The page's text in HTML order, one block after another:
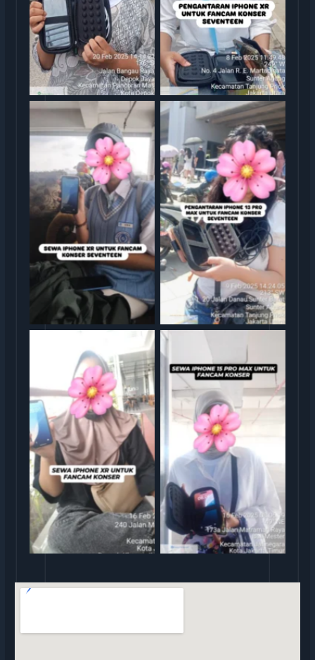
Serah Terima Sewa iPhone
XR Konser Seventeen
Serah Terima Sewa iPhone
13 Pro Max Konser
Seventeen
Serah Terima Sewa iPhone
XR TransGO
Serah Terima Sewa iPhone
15 TransGO